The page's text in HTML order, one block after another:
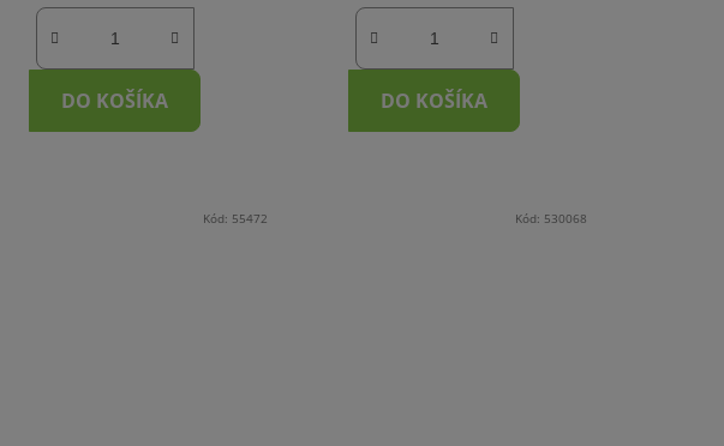
DO KOŠÍKA DO KOŠÍKA
Kód: 55472 Kód: 530068